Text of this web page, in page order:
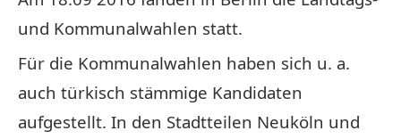
und Kommunalwahlen statt.
Für die Kommunalwahlen haben sich u. a.
auch türkisch stämmige Kandidaten
aufgestellt. In den Stadtteilen Neuköln und